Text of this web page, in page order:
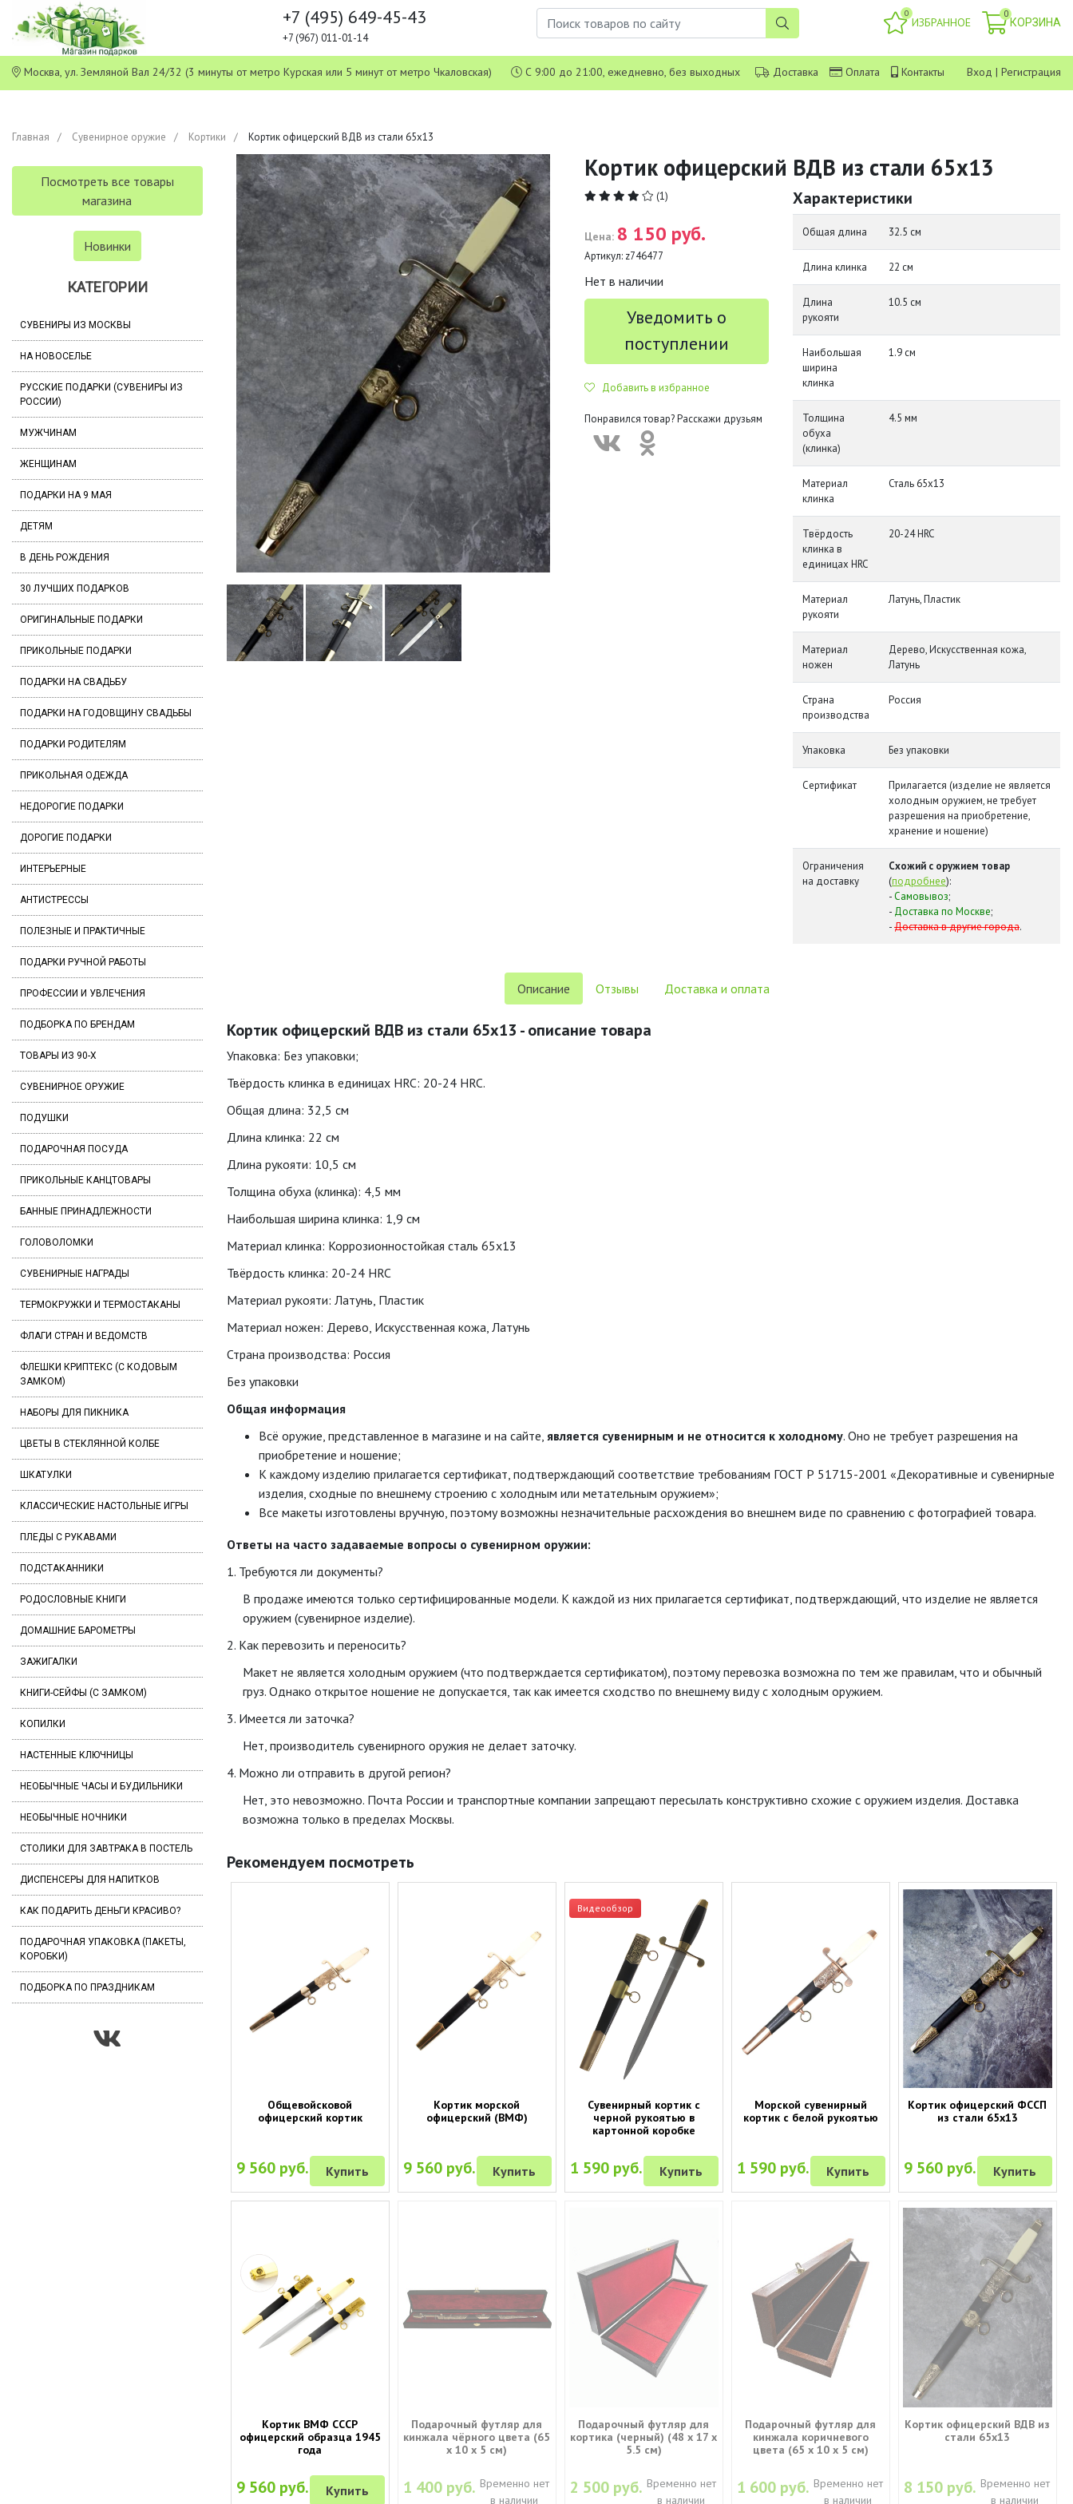
+7 (495) 649-45-43
+7 (967) 011-01-14
0
ИЗБРАННОЕ
0
КОРЗИНА
Москва, ул. Земляной Вал 24/32 (3 минуты от метро Курская или 5 минут от метро Чкаловская) С 9:00 до 21:00, ежедневно, без выходных Доставка Оплата Контакты Вход | Регистрация
Главная Сувенирное оружие Кортики Кортик офицерский ВДВ из стали 65х13
Посмотреть все товары
магазина
Новинки
КАТЕГОРИИ
СУВЕНИРЫ ИЗ МОСКВЫ
НА НОВОСЕЛЬЕ
РУССКИЕ ПОДАРКИ (СУВЕНИРЫ ИЗ
РОССИИ)
МУЖЧИНАМ
ЖЕНЩИНАМ
ПОДАРКИ НА 9 МАЯ
ДЕТЯМ
В ДЕНЬ РОЖДЕНИЯ
30 ЛУЧШИХ ПОДАРКОВ
ОРИГИНАЛЬНЫЕ ПОДАРКИ
ПРИКОЛЬНЫЕ ПОДАРКИ
ПОДАРКИ НА СВАДЬБУ
ПОДАРКИ НА ГОДОВЩИНУ СВАДЬБЫ
ПОДАРКИ РОДИТЕЛЯМ
ПРИКОЛЬНАЯ ОДЕЖДА
НЕДОРОГИЕ ПОДАРКИ
ДОРОГИЕ ПОДАРКИ
ИНТЕРЬЕРНЫЕ
АНТИСТРЕССЫ
ПОЛЕЗНЫЕ И ПРАКТИЧНЫЕ
ПОДАРКИ РУЧНОЙ РАБОТЫ
ПРОФЕССИИ И УВЛЕЧЕНИЯ
ПОДБОРКА ПО БРЕНДАМ
ТОВАРЫ ИЗ 90-Х
СУВЕНИРНОЕ ОРУЖИЕ
ПОДУШКИ
ПОДАРОЧНАЯ ПОСУДА
ПРИКОЛЬНЫЕ КАНЦТОВАРЫ
БАННЫЕ ПРИНАДЛЕЖНОСТИ
ГОЛОВОЛОМКИ
СУВЕНИРНЫЕ НАГРАДЫ
ТЕРМОКРУЖКИ И ТЕРМОСТАКАНЫ
ФЛАГИ СТРАН И ВЕДОМСТВ
ФЛЕШКИ КРИПТЕКС (С КОДОВЫМ
ЗАМКОМ)
НАБОРЫ ДЛЯ ПИКНИКА
ЦВЕТЫ В СТЕКЛЯННОЙ КОЛБЕ
ШКАТУЛКИ
КЛАССИЧЕСКИЕ НАСТОЛЬНЫЕ ИГРЫ
ПЛЕДЫ С РУКАВАМИ
ПОДСТАКАННИКИ
РОДОСЛОВНЫЕ КНИГИ
ДОМАШНИЕ БАРОМЕТРЫ
ЗАЖИГАЛКИ
КНИГИ-СЕЙФЫ (С ЗАМКОМ)
КОПИЛКИ
НАСТЕННЫЕ КЛЮЧНИЦЫ
НЕОБЫЧНЫЕ ЧАСЫ И БУДИЛЬНИКИ
НЕОБЫЧНЫЕ НОЧНИКИ
СТОЛИКИ ДЛЯ ЗАВТРАКА В ПОСТЕЛЬ
ДИСПЕНСЕРЫ ДЛЯ НАПИТКОВ
КАК ПОДАРИТЬ ДЕНЬГИ КРАСИВО?
ПОДАРОЧНАЯ УПАКОВКА (ПАКЕТЫ,
КОРОБКИ)
ПОДБОРКА ПО ПРАЗДНИКАМ
Кортик офицерский ВДВ из стали 65х13
(1)
Цена: 8 150 руб.
Артикул: z746477
Нет в наличии
Уведомить о
поступлении
Добавить в избранное
Понравился товар? Расскажи друзьям
Характеристики
Общая длина 32.5 см
Длина клинка 22 см
Длина
рукояти
10.5 см
Наибольшая
ширина
клинка
1.9 см
Толщина
обуха
(клинка)
4.5 мм
Материал
клинка
Сталь 65х13
Твёрдость
клинка в
единицах HRC
20-24 HRC
Материал
рукояти
Латунь, Пластик
Материал
ножен
Дерево, Искусственная кожа,
Латунь
Страна
производства
Россия
Упаковка Без упаковки
Сертификат
Прилагается (изделие не является
холодным оружием, не требует
разрешения на приобретение,
хранение и ношение)
Ограничения
на доставку
Схожий с оружием товар
(подробнее):
- Самовывоз;
- Доставка по Москве;
-Доставка в другие города.
Описание Отзывы Доставка и оплата
Кортик офицерский ВДВ из стали 65х13 - описание товара
Упаковка: Без упаковки;
Твёрдость клинка в единицах HRC: 20-24 HRC.
Общая длина: 32,5 см
Длина клинка: 22 см
Длина рукояти: 10,5 см
Толщина обуха (клинка): 4,5 мм
Наибольшая ширина клинка: 1,9 см
Материал клинка: Коррозионностойкая сталь 65х13
Твёрдость клинка: 20-24 HRC
Материал рукояти: Латунь, Пластик
Материал ножен: Дерево, Искусственная кожа, Латунь
Страна производства: Россия
Без упаковки
Общая информация
Всё оружие, представленное в магазине и на сайте, является сувенирным и не относится к холодному. Оно не требует разрешения на
приобретение и ношение;
К каждому изделию прилагается сертификат, подтверждающий соответствие требованиям ГОСТ Р 51715-2001 «Декоративные и сувенирные
изделия, сходные по внешнему строению с холодным или метательным оружием»;
Все макеты изготовлены вручную, поэтому возможны незначительные расхождения во внешнем виде по сравнению с фотографией товара.
Ответы на часто задаваемые вопросы о сувенирном оружии:
1. Требуются ли документы?
В продаже имеются только сертифицированные модели. К каждой из них прилагается сертификат, подтверждающий, что изделие не является
оружием (сувенирное изделие).
2. Как перевозить и переносить?
Макет не является холодным оружием (что подтверждается сертификатом), поэтому перевозка возможна по тем же правилам, что и обычный
груз. Однако открытое ношение не допускается, так как имеется сходство по внешнему виду с холодным оружием.
3. Имеется ли заточка?
Нет, производитель сувенирного оружия не делает заточку.
4. Можно ли отправить в другой регион?
Нет, это невозможно. Почта России и транспортные компании запрещают пересылать конструктивно схожие с оружием изделия. Доставка
возможна только в пределах Москвы.
Рекомендуем посмотреть
Общевойсковой
офицерский кортик
9 560 руб. Купить
Кортик морской
офицерский (ВМФ)
9 560 руб. Купить
Видеообзор
Сувенирный кортик с
черной рукоятью в
картонной коробке
1 590 руб. Купить
Морской сувенирный
кортик с белой рукоятью
1 590 руб. Купить
Кортик офицерский ФССП
из стали 65х13
9 560 руб. Купить
Кортик ВМФ СССР
офицерский образца 1945
года
9 560 руб. Купить
Подарочный футляр для
кинжала чёрного цвета (65
х 10 х 5 см)
1 400 руб. Временно нет
в наличии
Подарочный футляр для
кортика (черный) (48 х 17 х
5.5 см)
2 500 руб. Временно нет
в наличии
Подарочный футляр для
кинжала коричневого
цвета (65 х 10 х 5 см)
1 600 руб. Временно нет
в наличии
Кортик офицерский ВДВ из
стали 65х13
8 150 руб. Временно нет
в наличии